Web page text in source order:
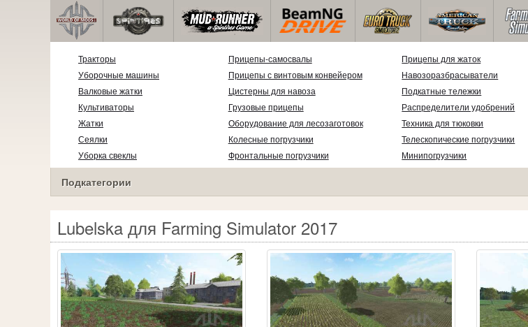
Тракторы
Уборочные машины
Валковые жатки
Культиваторы
Жатки
Сеялки
Уборка свеклы
Прицепы-самосвалы
Прицепы с винтовым конвейером
Цистерны для навоза
Грузовые прицепы
Оборудование для лесозаготовок
Колесные погрузчики
Фронтальные погрузчики
Прицепы для жаток
Навозоразбрасыватели
Подкатные тележки
Распределители удобрений
Техника для тюковки
Телескопические погрузчики
Минипогрузчики
Подкатегории
Lubelska для Farming Simulator 2017